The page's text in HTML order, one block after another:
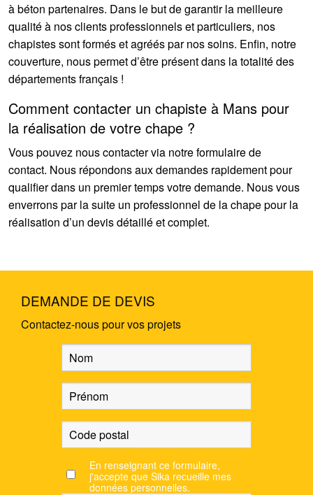
à béton partenaires. Dans le but de garantir la meilleure
qualité à nos clients professionnels et particuliers, nos
chapistes sont formés et agréés par nos soins. Enfin, notre
couverture, nous permet d’être présent dans la totalité des
départements français !
Comment contacter un chapiste à Mans pour
la réalisation de votre chape ?
Vous pouvez nous contacter via notre formulaire de
contact. Nous répondons aux demandes rapidement pour
qualifier dans un premier temps votre demande. Nous vous
enverrons par la suite un professionnel de la chape pour la
réalisation d’un devis détaillé et complet.
DEMANDE DE DEVIS
Contactez-nous pour vos projets
En renseignant ce formulaire,
j'accepte que Sika recueille mes
données personnelles.